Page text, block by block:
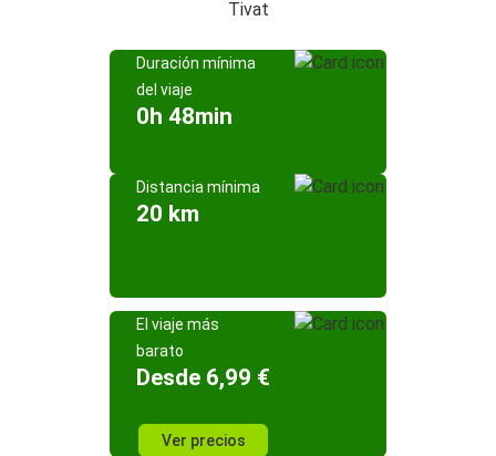
Tivat
Duración mínima
del viaje
0h 48min
Distancia mínima
20 km
El viaje más
barato
Desde 6,99 €
Ver precios